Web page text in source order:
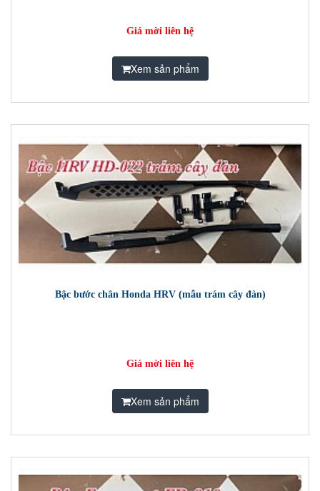
Giá mời liên hệ
Xem sản phẩm
Bậc bước chân Honda HRV (mẫu trám cây đàn)
Giá mời liên hệ
Xem sản phẩm